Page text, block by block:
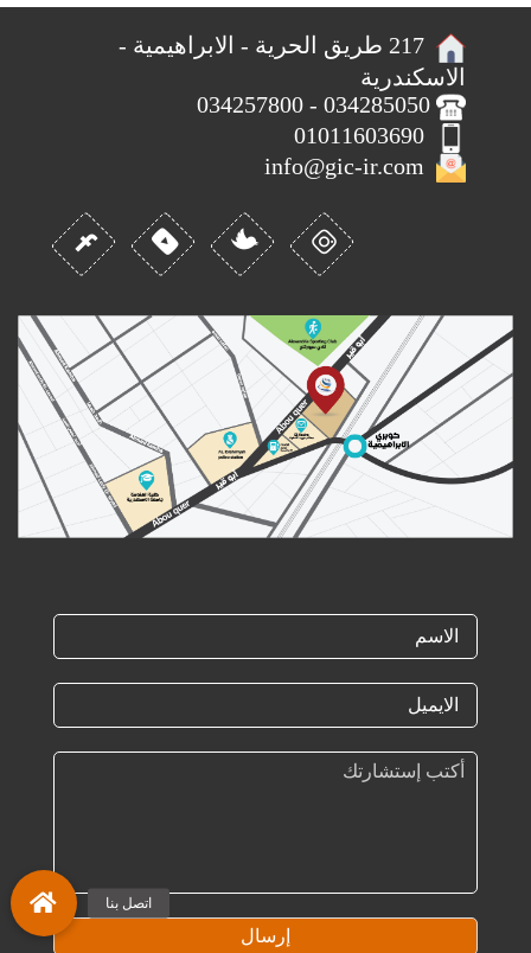
217 طريق الحرية - الابراهيمية -
الاسكندرية
034285050 - 034257800
إرسال